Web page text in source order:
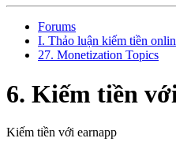
Forums
I. Thảo luận kiếm tiền
27. Monetization Topics
6. Kiếm tiền
Kiếm tiền với earnapp